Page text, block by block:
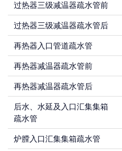
过热器三级减温器疏水管前
过热器三级减温器疏水管后
再热器入口管道疏水管
再热器减温器疏水管前
再热器减温器疏水管后
后水、水延及入口汇集集箱
疏水管
炉膛入口汇集集箱疏水管